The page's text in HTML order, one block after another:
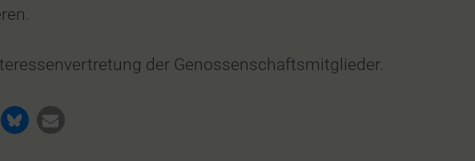
der Genossenschaftsmitglieder.